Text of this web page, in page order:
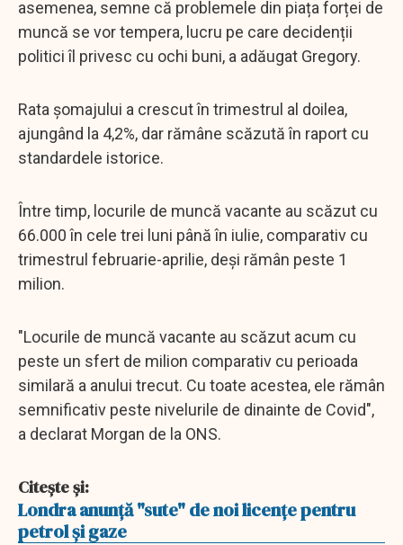
asemenea, semne că problemele din piața forței de
muncă se vor tempera, lucru pe care decidenții
politici îl privesc cu ochi buni, a adăugat Gregory.
Rata șomajului a crescut în trimestrul al doilea,
ajungând la 4,2%, dar rămâne scăzută în raport cu
standardele istorice.
Între timp, locurile de muncă vacante au scăzut cu
66.000 în cele trei luni până în iulie, comparativ cu
trimestrul februarie-aprilie, deși rămân peste 1
milion.
"Locurile de muncă vacante au scăzut acum cu
peste un sfert de milion comparativ cu perioada
similară a anului trecut. Cu toate acestea, ele rămân
semnificativ peste nivelurile de dinainte de Covid",
a declarat Morgan de la ONS.
Citește și:
Londra anunță "sute" de noi licențe pentru
petrol și gaze